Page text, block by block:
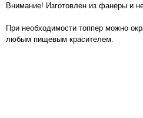
Внимание! Изготовлен из фанеры и
При необходимости топпер можно
любым пищевым красителем.